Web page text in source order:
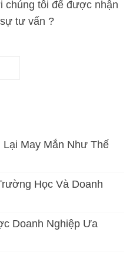
chúng tôi để được nhận
tư vấn ?
Lại May Mắn Như Thế
Học Và Doanh
Doanh Nghiệp Ưa